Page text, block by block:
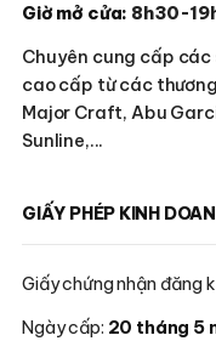
Giờ mở cửa: 8h30-
Chuyên cung cấp
cao cấp từ các
Major Craft, Abu
Sunline,...
GIẤY PHÉP KINH
Giấy chứng nhận đăng
Ngày cấp: 20 tháng 5